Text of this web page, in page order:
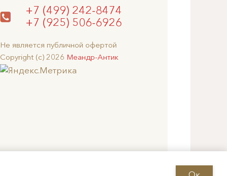
+7 (499) 242-8474
+7 (925) 506-6926
Не является публичной офертой
Copyright (c) 2026 Меандр-Антик